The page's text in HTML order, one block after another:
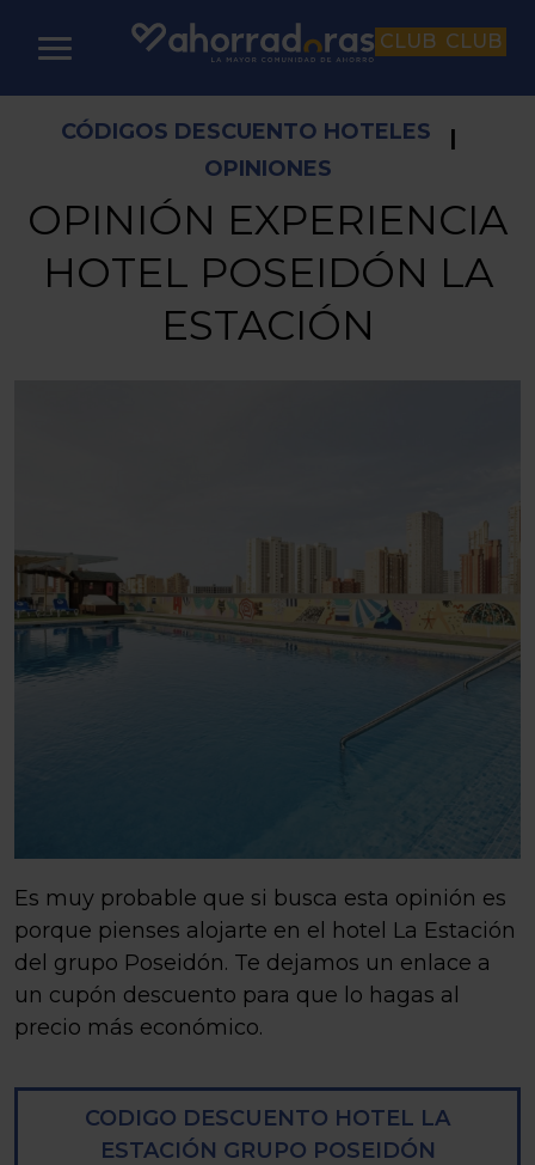
CLUB CLUB
CÓDIGOS DESCUENTO HOTELES
|
OPINIONES
OPINIÓN EXPERIENCIA
HOTEL POSEIDÓN LA
ESTACIÓN
Es muy probable que si busca esta opinión es
porque pienses alojarte en el hotel La Estación
del grupo Poseidón. Te dejamos un enlace a
un cupón descuento para que lo hagas al
precio más económico.
CODIGO DESCUENTO HOTEL LA
ESTACIÓN GRUPO POSEIDÓN